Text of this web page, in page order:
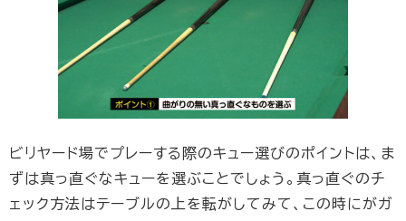
ビリヤード場でプレーする際のキュー選びのポイントは、ま
ずは真っ直ぐなキューを選ぶことでしょう。真っ直ぐのチ
ェック方法はテーブルの上を転がしてみて、この時にがガ